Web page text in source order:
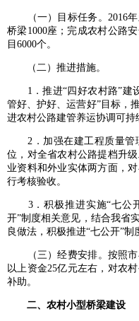
（一）目标任务。2016年
桥梁1000座；完成农村公路
目6000个。
（二）推进措施。
1．推进“四好农村路”建设
管好、护好、运营好”目标，
进农村公路建管养运协调可持
2．加强在建工程质量管
位，对全省农村公路提档升
业资料和外业实体两方面，
行考核验收。
3．积极推进实施“七公开
开”制度相关意见，结合我省
良做法，积极推进“七公开”制
（三）经费安排。按照市
以上资金25亿元左右，对农
补助。
二、农村小型桥梁建设